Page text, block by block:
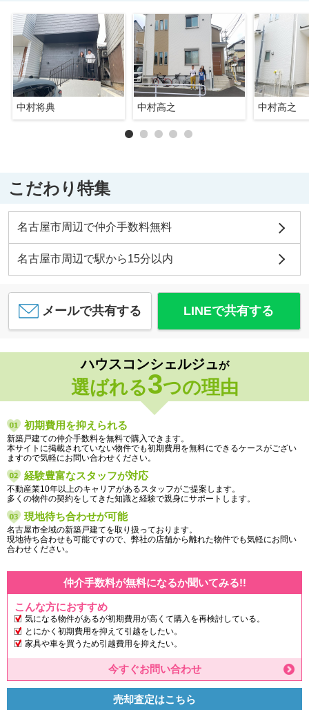
中村将典 中村高之 中村高之
こだわり特集
名古屋市周辺で仲介手数料無料
名古屋市周辺で駅から15分以内
メールで共有する LINEで共有する
ハウスコンシェルジュが
選ばれる3つの理由
初期費用を抑えられる
新築戸建ての仲介手数料を無料で購入できます。
本サイトに掲載されていない物件でも初期費用を無料にできるケースがござい
ますので気軽にお問い合わせください。
経験豊富なスタッフが対応
不動産業10年以上のキャリアがあるスタッフがご提案します。
多くの物件の契約をしてきた知識と経験で親身にサポートします。
現地待ち合わせが可能
名古屋市全域の新築戸建てを取り扱っております。
現地待ち合わせも可能ですので、弊社の店舗から離れた物件でも気軽にお問い
合わせください。
仲介手数料が無料になるか聞いてみる!!
こんな方におすすめ
気になる物件があるが初期費用が高くて購入を再検討している。
とにかく初期費用を抑えて引越をしたい。
家具や車を買うため引越費用を抑えたい。
今すぐお問い合わせ
売却査定はこちら